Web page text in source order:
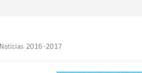
Noticias 2016-2017